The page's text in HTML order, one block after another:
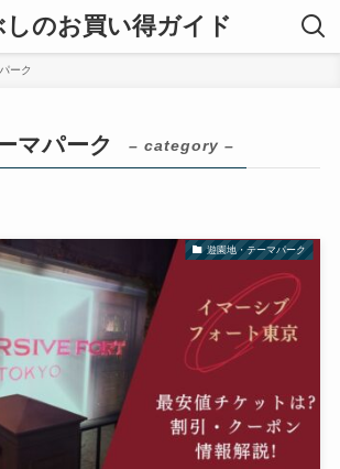
しのお買い得ガイド
ーク
マパーク – category –
遊園地・テーマパーク